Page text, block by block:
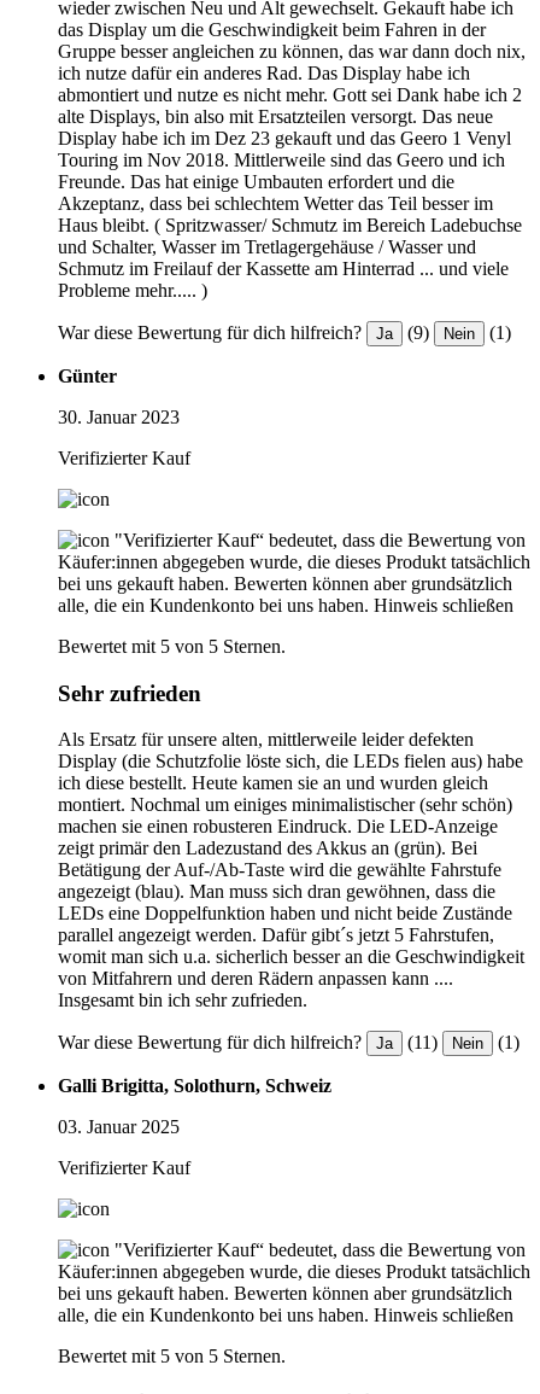
wieder zwischen Neu und Alt gewechselt. Gekauft habe ich
das Display um die Geschwindigkeit beim Fahren in der
Gruppe besser angleichen zu können, das war dann doch nix,
ich nutze dafür ein anderes Rad. Das Display habe ich
abmontiert und nutze es nicht mehr. Gott sei Dank habe ich 2
alte Displays, bin also mit Ersatzteilen versorgt. Das neue
Display habe ich im Dez 23 gekauft und das Geero 1 Venyl
Touring im Nov 2018. Mittlerweile sind das Geero und ich
Freunde. Das hat einige Umbauten erfordert und die
Akzeptanz, dass bei schlechtem Wetter das Teil besser im
Haus bleibt. ( Spritzwasser/ Schmutz im Bereich Ladebuchse
und Schalter, Wasser im Tretlagergehäuse / Wasser und
Schmutz im Freilauf der Kassette am Hinterrad ... und viele
Probleme mehr..... )
War diese Bewertung für dich hilfreich? Ja (9) Nein (1)
Günter
30. Januar 2023
Verifizierter Kauf
"Verifizierter Kauf“ bedeutet, dass die Bewertung von
Käufer:innen abgegeben wurde, die dieses Produkt tatsächlich
bei uns gekauft haben. Bewerten können aber grundsätzlich
alle, die ein Kundenkonto bei uns haben. Hinweis schließen
Bewertet mit 5 von 5 Sternen.
Sehr zufrieden
Als Ersatz für unsere alten, mittlerweile leider defekten
Display (die Schutzfolie löste sich, die LEDs fielen aus) habe
ich diese bestellt. Heute kamen sie an und wurden gleich
montiert. Nochmal um einiges minimalistischer (sehr schön)
machen sie einen robusteren Eindruck. Die LED-Anzeige
zeigt primär den Ladezustand des Akkus an (grün). Bei
Betätigung der Auf-/Ab-Taste wird die gewählte Fahrstufe
angezeigt (blau). Man muss sich dran gewöhnen, dass die
LEDs eine Doppelfunktion haben und nicht beide Zustände
parallel angezeigt werden. Dafür gibt´s jetzt 5 Fahrstufen,
womit man sich u.a. sicherlich besser an die Geschwindigkeit
von Mitfahrern und deren Rädern anpassen kann ....
Insgesamt bin ich sehr zufrieden.
War diese Bewertung für dich hilfreich? Ja (11) Nein (1)
Galli Brigitta, Solothurn, Schweiz
03. Januar 2025
Verifizierter Kauf
"Verifizierter Kauf“ bedeutet, dass die Bewertung von
Käufer:innen abgegeben wurde, die dieses Produkt tatsächlich
bei uns gekauft haben. Bewerten können aber grundsätzlich
alle, die ein Kundenkonto bei uns haben. Hinweis schließen
Bewertet mit 5 von 5 Sternen.